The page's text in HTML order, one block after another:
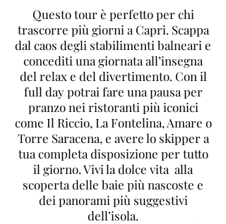
Questo tour è perfetto per chi
trascorre più giorni a Capri. Scappa
dal caos degli stabilimenti balneari e
concediti una giornata all’insegna
del relax e del divertimento. Con il
full day potrai fare una pausa per
pranzo nei ristoranti più iconici
come Il Riccio, La Fontelina, Amare o
Torre Saracena, e avere lo skipper a
tua completa disposizione per tutto
il giorno. Vivi la dolce vita alla
scoperta delle baie più nascoste e
dei panorami più suggestivi
dell’isola.